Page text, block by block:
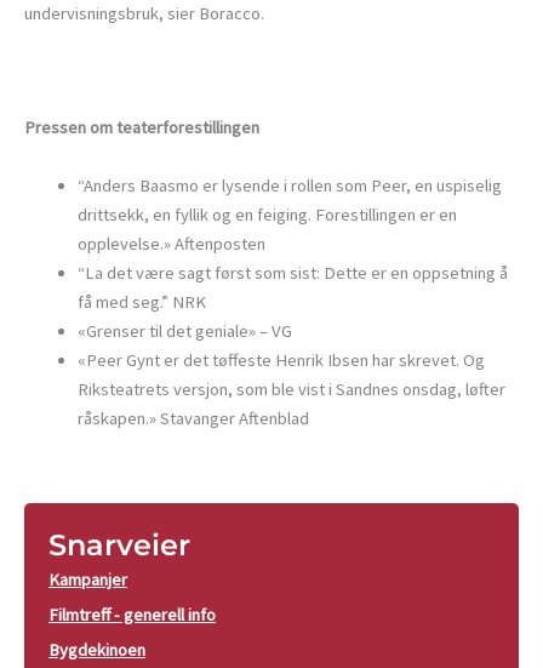
undervisningsbruk, sier Boracco.
Pressen om teaterforestillingen
“Anders Baasmo er lysende i rollen som Peer, en uspiselig
drittsekk, en fyllik og en feiging. Forestillingen er en
opplevelse.» Aftenposten
“La det være sagt først som sist: Dette er en oppsetning å
få med seg.” NRK
«Grenser til det geniale» – VG
«Peer Gynt er det tøffeste Henrik Ibsen har skrevet. Og
Riksteatrets versjon, som ble vist i Sandnes onsdag, løfter
råskapen.» Stavanger Aftenblad
Snarveier
Kampanjer
Filmtreff - generell info
Bygdekinoen